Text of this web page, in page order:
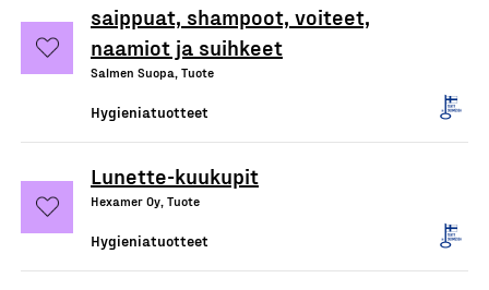
saippuat, shampoot, voiteet,
naamiot ja suihkeet
Salmen Suopa, Tuote
Hygieniatuotteet
Lunette-kuukupit
Hexamer Oy, Tuote
Hygieniatuotteet